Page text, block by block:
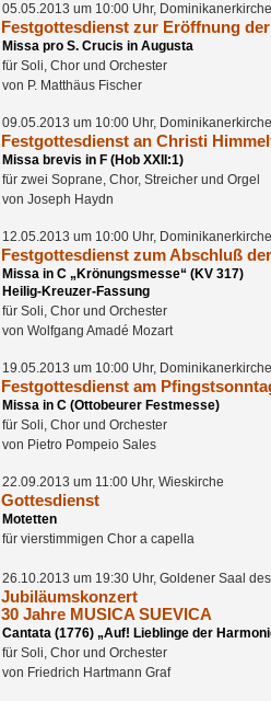
05.05.2013 um 10:00 Uhr,
Festgottesdienst zur Eröffnung
Missa pro S. Crucis in Augusta
für Soli, Chor und Orchester
von P. Matthäus Fischer
09.05.2013 um 10:00 Uhr,
Festgottesdienst an Christi
Missa brevis in F (Hob XXII:1)
für zwei Soprane, Chor, Streicher und Orgel
von Joseph Haydn
12.05.2013 um 10:00 Uhr,
Festgottesdienst zum Abschluß
Missa in C „Krönungsmesse“ (KV 317)
Heilig-Kreuzer-Fassung
für Soli, Chor und Orchester
von Wolfgang Amadé Mozart
19.05.2013 um 10:00 Uhr,
Festgottesdienst am
Missa in C (Ottobeurer Festmesse)
für Soli, Chor und Orchester
von Pietro Pompeio Sales
22.09.2013 um 11:00 Uhr, Wieskirche
Gottesdienst
Motetten
für vierstimmigen Chor a capella
26.10.2013 um 19:30 Uhr, Goldener Saal
Jubiläumskonzert
30 Jahre MUSICA SUEVICA
Cantata (1776) „Auf! Lieblinge der
für Soli, Chor und Orchester
von Friedrich Hartmann Graf